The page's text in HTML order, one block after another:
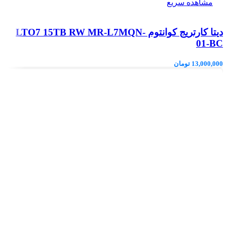
مشاهده سریع
دیتا کارتریج کوانتوم LTO7 15TB RW MR-L7MQN-
01-BC
13,000,000 تومان